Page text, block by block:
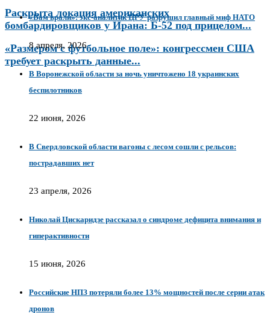
Раскрыта локация американских
бомбардировщиков у Ирана: Б-52 под прицелом...
«Размером с футбольное поле»: конгрессмен США
требует раскрыть данные...
«Вам врали»: экс-аналитик ЦРУ разрушил главный миф НАТО
8 апреля, 2026
В Воронежской области за ночь уничтожено 18 украинских
беспилотников
22 июня, 2026
В Свердловской области вагоны с лесом сошли с рельсов:
пострадавших нет
23 апреля, 2026
Николай Цискаридзе рассказал о синдроме дефицита внимания и
гиперактивности
15 июня, 2026
Российские НПЗ потеряли более 13% мощностей после серии атак
дронов